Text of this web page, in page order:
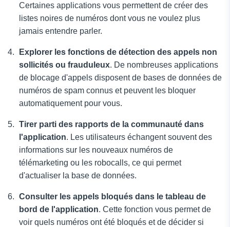
Certaines applications vous permettent de créer des
listes noires de numéros dont vous ne voulez plus
jamais entendre parler.
Explorer les fonctions de détection des appels non
sollicités ou frauduleux. De nombreuses applications
de blocage d'appels disposent de bases de données de
numéros de spam connus et peuvent les bloquer
automatiquement pour vous.
Tirer parti des rapports de la communauté dans
l'application. Les utilisateurs échangent souvent des
informations sur les nouveaux numéros de
télémarketing ou les robocalls, ce qui permet
d'actualiser la base de données.
Consulter les appels bloqués dans le tableau de
bord de l'application. Cette fonction vous permet de
voir quels numéros ont été bloqués et de décider si